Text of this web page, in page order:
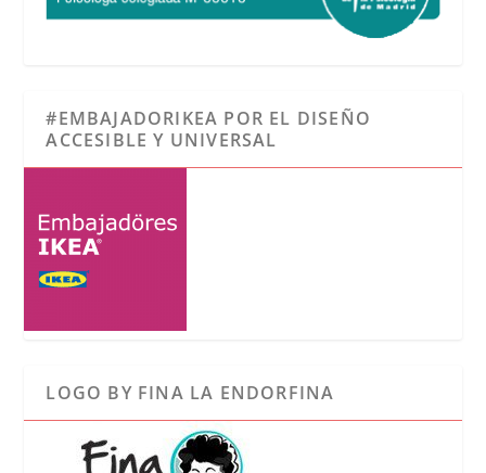
#EMBAJADORIKEA POR EL DISEÑO
ACCESIBLE Y UNIVERSAL
LOGO BY FINA LA ENDORFINA